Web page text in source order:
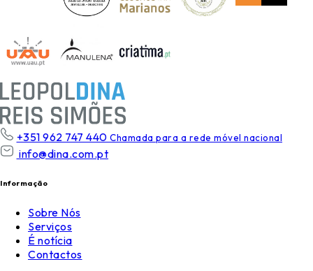
+351 962 747 440 Chamada para a rede móvel nacional
info@dina.com.pt
Informação
Sobre Nós
Serviços
É notícia
Contactos